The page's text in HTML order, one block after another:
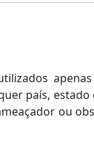
país,
ou